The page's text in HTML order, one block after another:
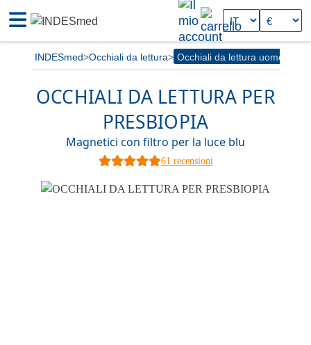
INDESmed Occhiali da lettura Occhiali da lettura uomo
OCCHIALI DA LETTURA PER
PRESBIOPIA
Magnetici con filtro per la luce blu
61 recensioni